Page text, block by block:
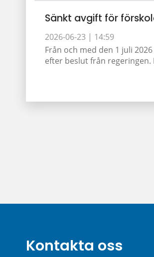
Sänkt avgift för
2026-06-23 | 14:59
Från och med den 1 juli
efter beslut från regeringen.
Kontakta oss